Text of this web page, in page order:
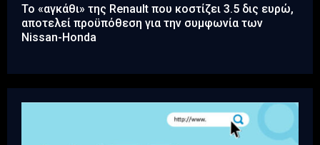
Το «αγκάθι» της Renault που κοστίζει 3.5 δις ευρώ,
αποτελεί προϋπόθεση για την συμφωνία των
Nissan-Honda